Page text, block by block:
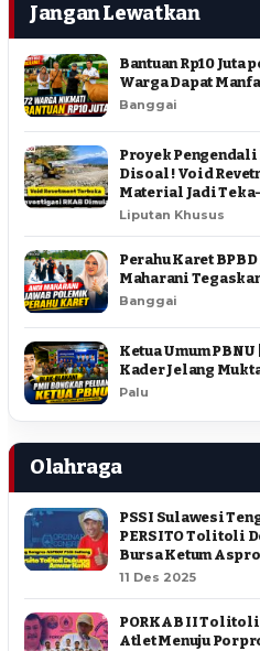
Jangan Lewatkan
Bantuan Rp10 Juta
Warga Dapat
Banggai
Proyek
Disoal ! Void
Material Jadi
Liputan Khusus
Perahu Karet
Maharani
Banggai
Ketua Umum
Kader Jelang
Palu
Olahraga
PSSI Sulawesi
PERSITO Tolitoli
Bursa Ketum
11 Des 2025
PORKAB II Tolitoli
Atlet Menuju